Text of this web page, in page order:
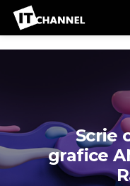
Scrie
grafice